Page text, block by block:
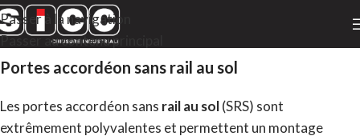
Passer à la navigation
Passer au contenu principal
Portes accordéon sans rail au sol
Les portes accordéon sans rail au sol(SRS) sont
extrêmement polyvalentes et permettent un montage